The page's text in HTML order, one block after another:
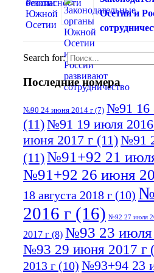
Осетии и
Search for:
Последние номера
№90 24 июня 2014 г (7) №91 16
(11)№91 19 июля
июня 2017 г (11)№91
(11)№91+92 21
№91+92 26 июня
18 августа 2018 г (10)
2016 г (16) №92 27 июля
2017 г (8) №93 23 июля
№93 29 июня 2017 г
2013 г (10) №93+94 23